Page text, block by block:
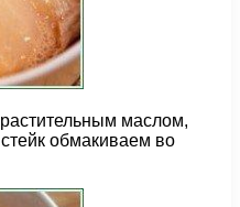
маслом,
обмакиваем во